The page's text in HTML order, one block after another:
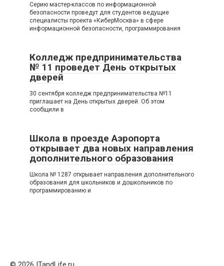
Серию мастер-классов по информационной
безопасности проведут для студентов ведущие
специалисты проекта «КиберМосква» в сфере
информационной безопасности, программирования
Колледж предпринимательства
№ 11 проведет День открытых
дверей
30 сентября колледж предпринимательства №11
приглашает на День открытых дверей. Об этом
сообщили в
Школа в проезде Аэропорта
открывает два новых направления
дополнительного образования
Школа № 1287 открывает направления дополнительного
образования для школьников и дошкольников по
программированию и